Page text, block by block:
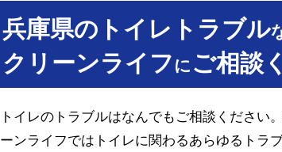
兵庫県のトイレトラブル
クリーンライフ に ご相談
トイレのトラブルはなんでもご相談ください
ーンライフではトイレに関わるあらゆるトラ